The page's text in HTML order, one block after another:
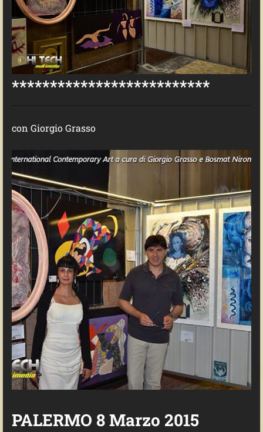
**************************
con Giorgio Grasso
PALERMO 8 Marzo 2015